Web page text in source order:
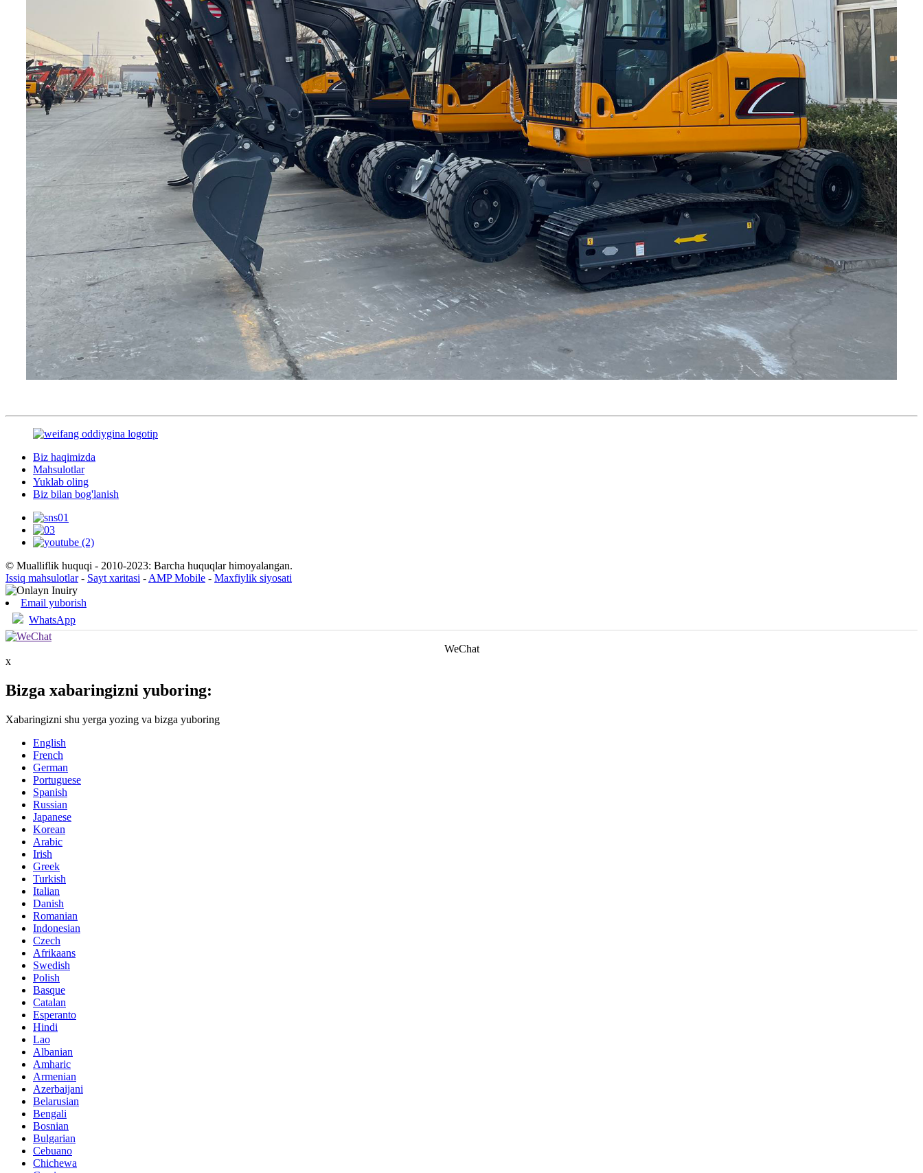
Biz haqimizda
Mahsulotlar
Yuklab oling
Biz bilan bog'lanish
© Mualliflik huquqi - 2010-2023: Barcha huquqlar himoyalangan.
Issiq mahsulotlar- Sayt xaritasi -AMP Mobile - Maxfiylik siyosati
Email yuborish
WhatsApp
WeChat
x
Bizga xabaringizni yuboring:
Xabaringizni shu yerga yozing va bizga yuboring
English
French
German
Portuguese
Spanish
Russian
Japanese
Korean
Arabic
Irish
Greek
Turkish
Italian
Danish
Romanian
Indonesian
Czech
Afrikaans
Swedish
Polish
Basque
Catalan
Esperanto
Hindi
Lao
Albanian
Amharic
Armenian
Azerbaijani
Belarusian
Bengali
Bosnian
Bulgarian
Cebuano
Chichewa